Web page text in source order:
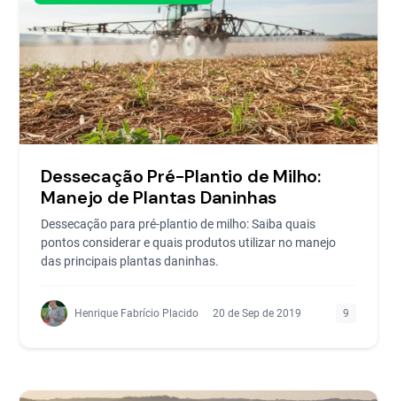
Dessecação Pré-Plantio de Milho:
Manejo de Plantas Daninhas
Dessecação para pré-plantio de milho: Saiba quais
pontos considerar e quais produtos utilizar no manejo
das principais plantas daninhas.
Henrique Fabrício Placido 20 de Sep de 2019 9